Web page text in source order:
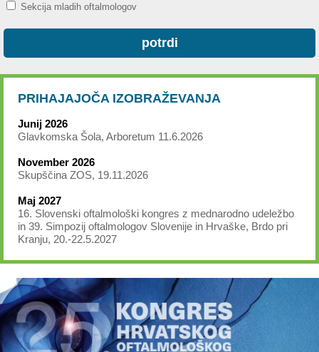
Sekcija mladih oftalmologov
PRIHAJAJOČA IZOBRAŽEVANJA
Junij 2026
Glavkomska Šola, Arboretum 11.6.2026
November 2026
Skupščina ZOS, 19.11.2026
Maj 2027
16. Slovenski oftalmološki kongres z mednarodno udeležbo
in 39. Simpozij oftalmologov Slovenije in Hrvaške, Brdo pri
Kranju, 20.-22.5.2027